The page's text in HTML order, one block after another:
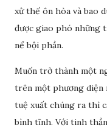
xử thế ôn hòa và bao
được giao phó những
nể bội phần.
Muốn trở thành một
trên một phương diện
tuệ xuất chúng ra thì
bình tĩnh. Với tinh